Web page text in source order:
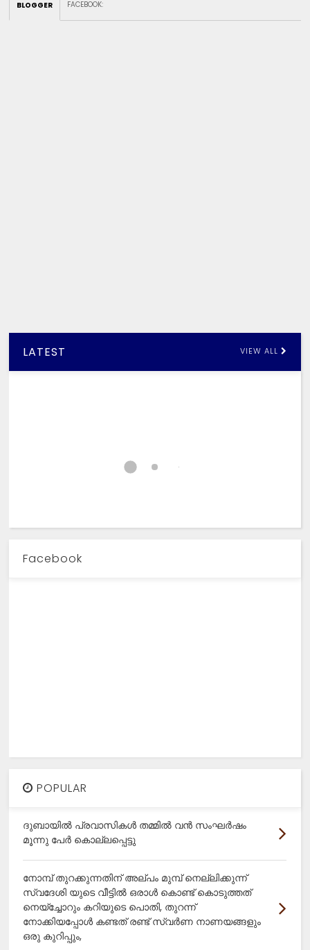
BLOGGER FACEBOOK:
LATEST VIEW ALL
Facebook
POPULAR
ദുബായിൽ പ്രവാസികൾ തമ്മിൽ വൻ സംഘർഷം
മൂന്നു പേർ കൊല്ലപ്പെട്ടു
നോമ്പ് തുറക്കുന്നതിന് അല്പം മുമ്പ് നെല്ലിക്കുന്ന്
സ്വദേശി യുടെ വീട്ടിൽ ഒരാൾ കൊണ്ട് കൊടുത്തത്
നെയ്ച്ചോറും കറിയുടെ പൊതി, തുറന്ന്
നോക്കിയപ്പോൾ കണ്ടത് രണ്ട് സ്വർണ നാണയങ്ങളും
ഒരു കുറിപ്പും,